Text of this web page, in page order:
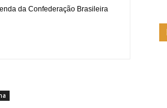
da Confederação Brasileira